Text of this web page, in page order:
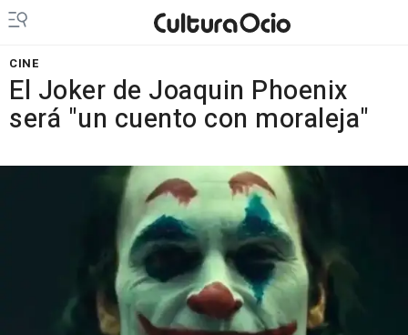
CINE
El Joker de Joaquin Phoenix
será "un cuento con moraleja"